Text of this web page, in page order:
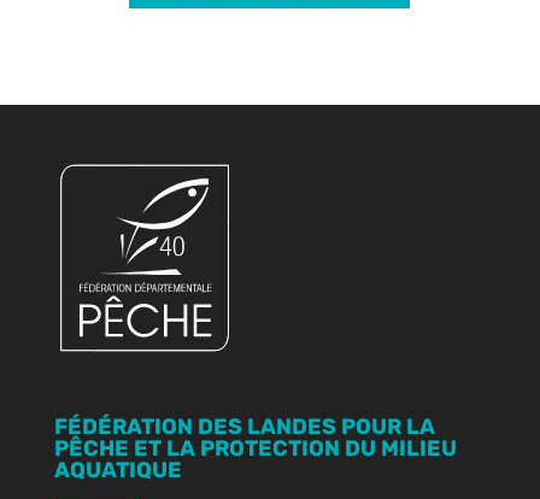
FÉDÉRATION DES LANDES POUR LA
PÊCHE ET LA PROTECTION DU MILIEU
AQUATIQUE